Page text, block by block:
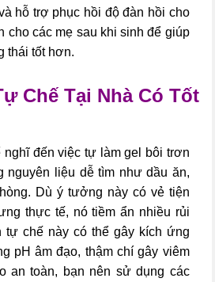
hỗ trợ phục hồi độ đàn hồi cho
cho các mẹ sau khi sinh để giúp
thái tốt hơn.
Chế Tại Nhà Có Tốt
đến việc tự làm gel bôi trơn
nguyên liệu dễ tìm như dầu ăn,
Dù ý tưởng này có vẻ tiện
thực tế, nó tiềm ẩn nhiều rủi
tự chế này có thể gây kích ứng
pH âm đạo, thậm chí gây viêm
an toàn, bạn nên sử dụng các